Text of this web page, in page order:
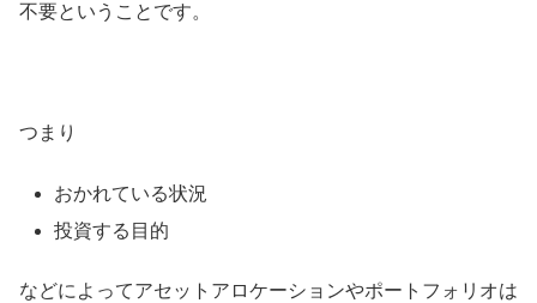
不要ということです。
つまり
おかれている状況
投資する目的
などによってアセットアロケーションやポートフォリオは